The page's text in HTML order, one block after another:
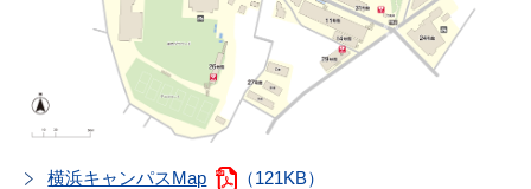
横浜キャンパスMap （121KB）